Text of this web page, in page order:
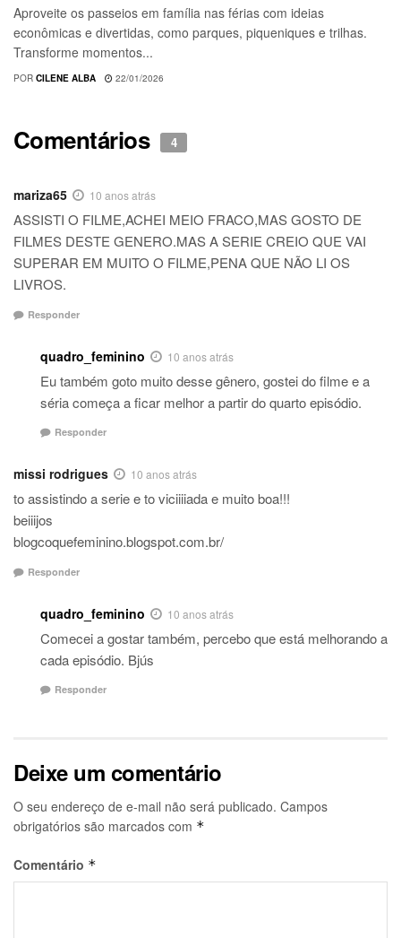
Aproveite os passeios em família nas férias com ideias
econômicas e divertidas, como parques, piqueniques e trilhas.
Transforme momentos...
POR CILENE ALBA 22/01/2026
Comentários 4
mariza65 10 anos atrás
ASSISTI O FILME,ACHEI MEIO FRACO,MAS GOSTO DE
FILMES DESTE GENERO.MAS A SERIE CREIO QUE VAI
SUPERAR EM MUITO O FILME,PENA QUE NÃO LI OS
LIVROS.
Responder
quadro_feminino 10 anos atrás
Eu também goto muito desse gênero, gostei do filme e a
séria começa a ficar melhor a partir do quarto episódio.
Responder
missi rodrigues 10 anos atrás
to assistindo a serie e to viciiiiada e muito boa!!!
beiiijos
blogcoquefeminino.blogspot.com.br/
Responder
quadro_feminino 10 anos atrás
Comecei a gostar também, percebo que está melhorando a
cada episódio. Bjús
Responder
Deixe um comentário
O seu endereço de e-mail não será publicado. Campos
obrigatórios são marcados com *
Comentário *